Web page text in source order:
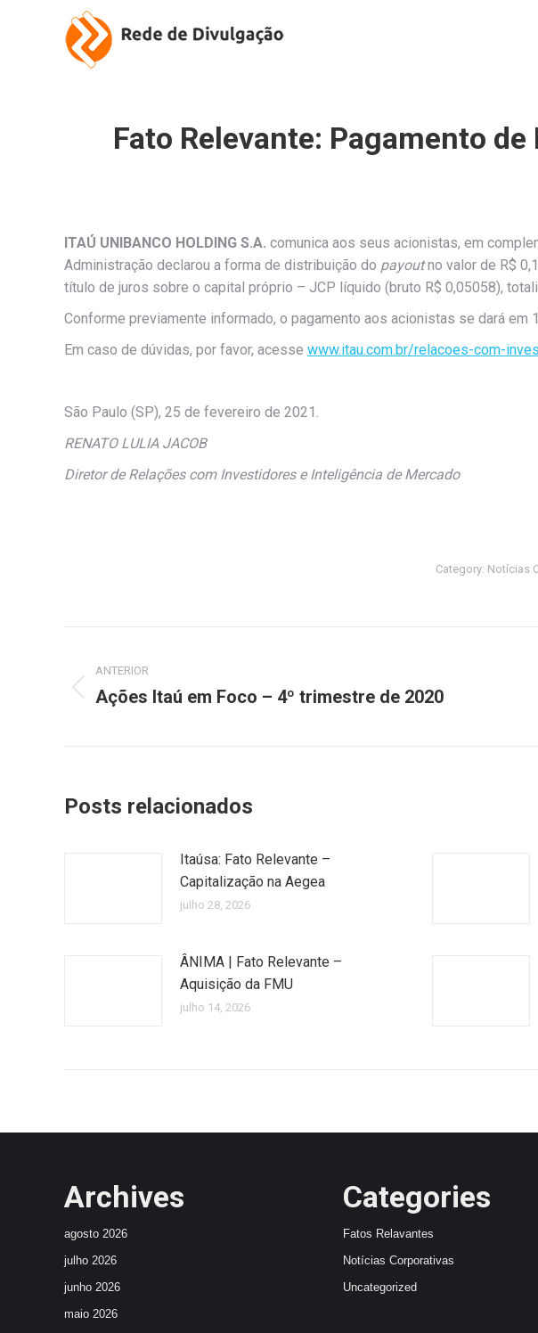
Fato Relevante: Pagamento
ITAÚ UNIBANCO HOLDING S.A. comunica aos seus acionistas, em
Administração declarou a forma de distribuição do payoutno valor de R$
título de juros sobre o capital próprio – JCP líquido (bruto R$ 0,05058),
Conforme previamente informado, o pagamento aos acionistas se dará
Em caso de dúvidas, por favor, acesse www.itau.com.br/relacoes-com-
São Paulo (SP), 25 de fevereiro de 2021.
RENATO LULIA JACOB
Diretor de Relações com Investidores e Inteligência de Mercado
Category: Notícias
deANTERIOR
Post
Ações Itaú em Foco – 4º trimestre de 2020
Posts relacionados
Itaúsa: Fato Relevante –
Capitalização na Aegea
julho 28, 2026
ÂNIMA | Fato Relevante –
Aquisição da FMU
julho 14, 2026
Archives
agosto 2026
julho 2026
junho 2026
maio 2026
Categories
Fatos Relavantes
Notícias Corporativas
Uncategorized